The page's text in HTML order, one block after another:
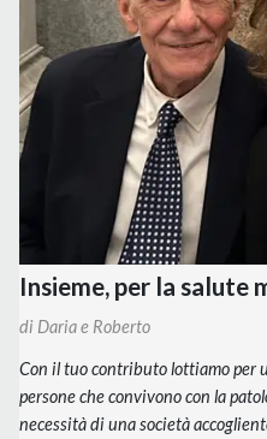
Insieme, per la salute
di Daria e Roberto
Con il tuo contributo lottiamo per
persone che convivono con la
necessità di una società